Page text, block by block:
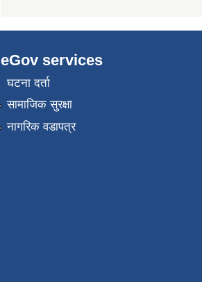
eGov services
घटना दर्ता
सामाजिक सुरक्षा
नागरिक वडापत्र